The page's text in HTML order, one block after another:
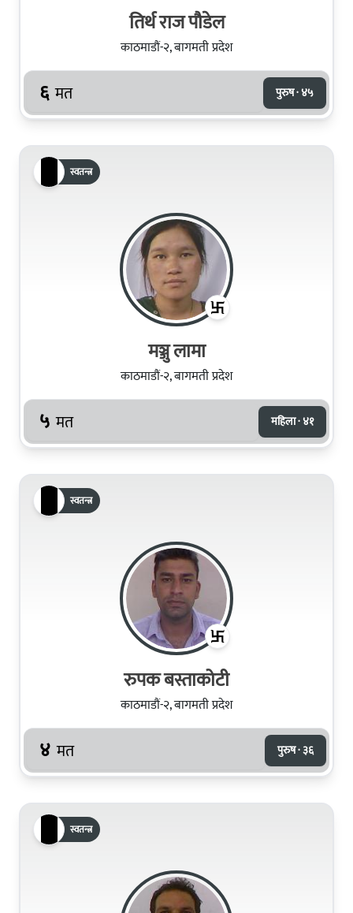
तिर्थ राज पौडेल
काठमाडौं-२, बागमती प्रदेश
६ मत पुरुष · ४५
स्वतन्त्र
मञ्जु लामा
काठमाडौं-२, बागमती प्रदेश
५ मत महिला · ४१
स्वतन्त्र
रुपक बस्ताकोटी
काठमाडौं-२, बागमती प्रदेश
४ मत पुरुष · ३६
स्वतन्त्र